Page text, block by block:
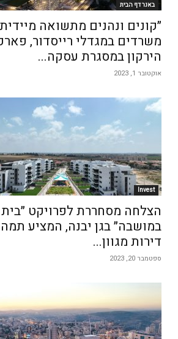
באנר דף הבית
״קונים ונהנים מתשואה
משרדים במגדלי רייסדור,
הירקון במסגרת עסקה...
אוקטובר 1, 2023
Invest
הצלחה מסחררת לפרויקט ״בית
במושבה״ בגן יבנה, המציע
דירות מגוון...
ספטמבר 20, 2023